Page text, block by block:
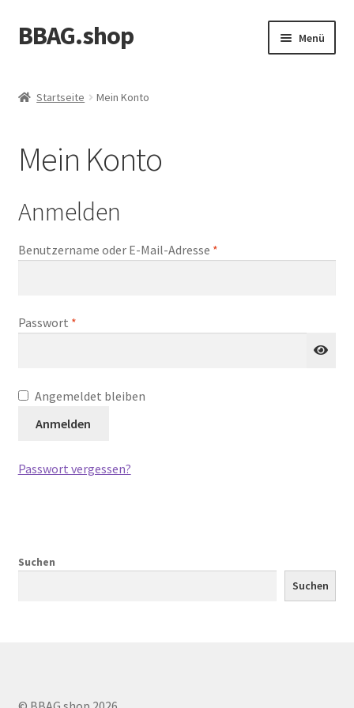
Zur
Navigation
Zum
Inhalt
BBAG.shop Menü
Datenschutzerklärung
Echtheit von Bewertungen
Impressum
Mein Konto
Startseite Mein Konto
Mein Konto
Anmelden
Benutzername oder E-Mail-Adresse *Erforderlich
Passwort *Erforderlich
Angemeldet bleiben
Anmelden
Passwort vergessen?
Suchen
Suchen